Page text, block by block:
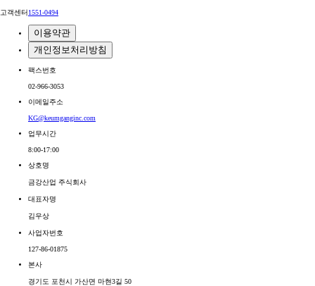
고객센터1551-0494
이용약관
개인정보처리방침
팩스번호
02-966-3053
이메일주소
KG@keumganginc.com
업무시간
8:00-17:00
상호명
금강산업 주식회사
대표자명
김우상
사업자번호
127-86-01875
본사
경기도 포천시 가산면 마현3길 50